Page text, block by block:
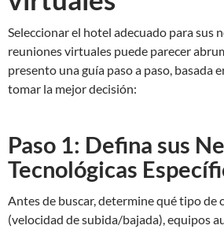
Seleccionar el hotel adecuado para sus
reuniones virtuales puede parecer
presento una guía paso a paso, basada
tomar la mejor decisión:
Paso 1: Defina sus
Tecnológicas
Antes de buscar, determine qué tipo de
(velocidad de subida/bajada), equipos